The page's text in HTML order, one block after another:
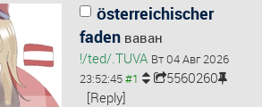
österreichischer
faden ваван
!/ted/.TUVA Вт 04 Авг 2026
23:52:45
5560260
[Reply]